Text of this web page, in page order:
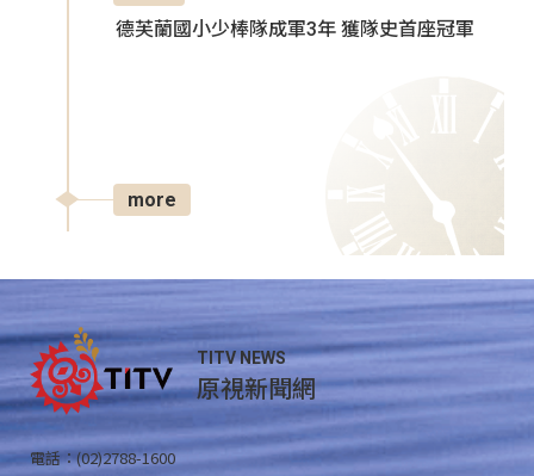
德芙蘭國小少棒隊成軍3年 獲隊史首座冠軍
more
TITV NEWS
原視新聞網
電話：(02)2788-1600